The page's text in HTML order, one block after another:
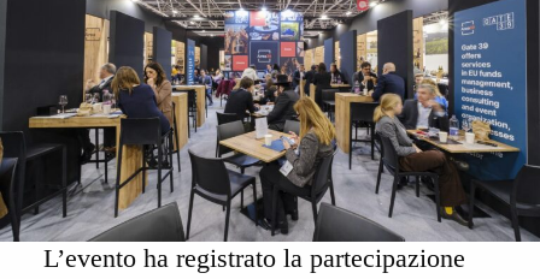
L’evento ha registrato la partecipazione